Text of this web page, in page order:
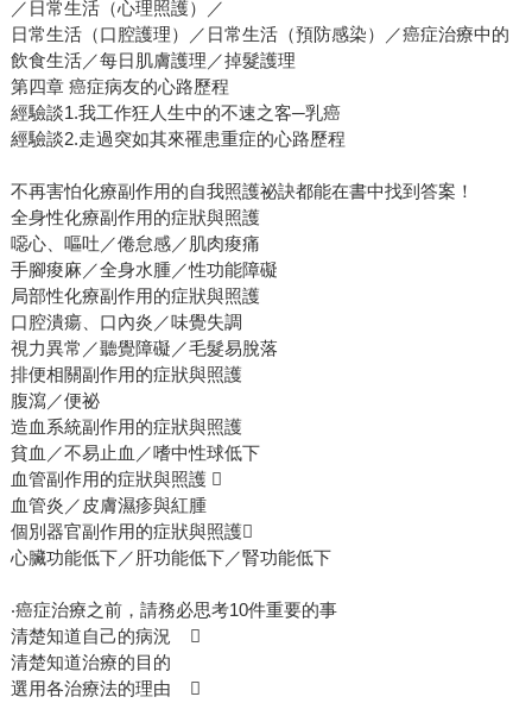
／日常生活（心理照護）／
日常生活（口腔護理）／日常生活（預防感染）／癌症治療中的
飲食生活／每日肌膚護理／掉髮護理
第四章 癌症病友的心路歷程
經驗談1.我工作狂人生中的不速之客─乳癌
經驗談2.走過突如其來罹患重症的心路歷程
不再害怕化療副作用的自我照護祕訣都能在書中找到答案！
全身性化療副作用的症狀與照護
噁心、嘔吐／倦怠感／肌肉痠痛
手腳痠麻／全身水腫／性功能障礙
局部性化療副作用的症狀與照護
口腔潰瘍、口內炎／味覺失調
視力異常／聽覺障礙／毛髮易脫落
排便相關副作用的症狀與照護
腹瀉／便祕
造血系統副作用的症狀與照護
貧血／不易止血／嗜中性球低下
血管副作用的症狀與照護 
血管炎／皮膚濕疹與紅腫
個別器官副作用的症狀與照護
心臟功能低下／肝功能低下／腎功能低下
‧癌症治療之前，請務必思考10件重要的事
清楚知道自己的病況 
清楚知道治療的目的
選用各治療法的理由 